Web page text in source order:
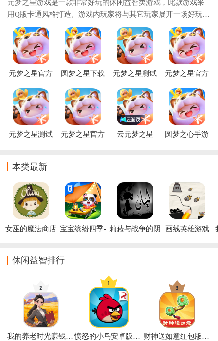
元梦之星游戏是一款非常好玩的休闲益智类游戏，此款游戏采
用Q版卡通风格打造。游戏内玩家将与其它玩家展开一场好玩的
派对竞技游戏，你可以与其它玩家一同在关卡中互相追逐，而
且还可以使用各种不同的道具。游戏中有着大量的游戏模式等
待着你的体验，玩法十分休闲游戏。而且你还可以与游戏里的
虚拟偶像进行各种互动。对元梦之星游戏感兴趣的玩家不要错
过，欢迎大家在本站下载游玩喔。
元梦之星官方
圆梦之星下载
星)
元梦之星测试
元梦之星官方
元梦之星测试
元梦之星官方
云元梦之星
圆梦之心手游
本类最新
女巫的魔法商店 宝宝缤纷四季- 莉菈与战争的阴
画线英雄游戏
休闲益智排行
我的养老时光赚钱游戏 愤怒的小鸟安卓版手游下载(Angry Birds) 财神送如意红包版赚钱